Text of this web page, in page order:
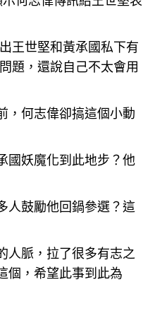
王世堅和黃承國私下有
題，還說自己不太會用
，何志偉卻搞這個小動
國妖魔化到此地步？他
人鼓勵他回鍋參選？這
人脈 ，拉了很多有志之
個，希望此事到此為